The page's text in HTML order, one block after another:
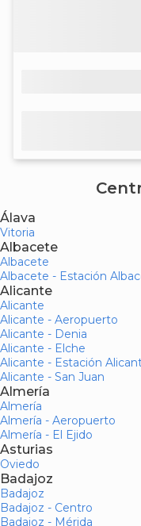
Álava
Vitoria
Albacete
Albacete
Albacete - Estación
Alicante
Alicante
Alicante - Aeropuerto
Alicante - Denia
Alicante - Elche
Alicante - Estación
Alicante - San Juan
Almería
Almería
Almería - Aeropuerto
Almería - El Ejido
Asturias
Oviedo
Badajoz
Badajoz
Badajoz - Centro
Badajoz - Mérida